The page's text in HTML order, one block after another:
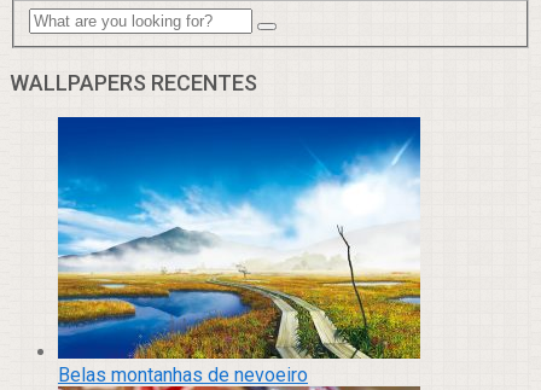
WALLPAPERS RECENTES
Belas montanhas de nevoeiro